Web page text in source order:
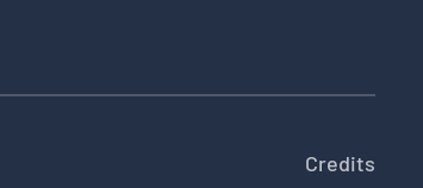
Credits